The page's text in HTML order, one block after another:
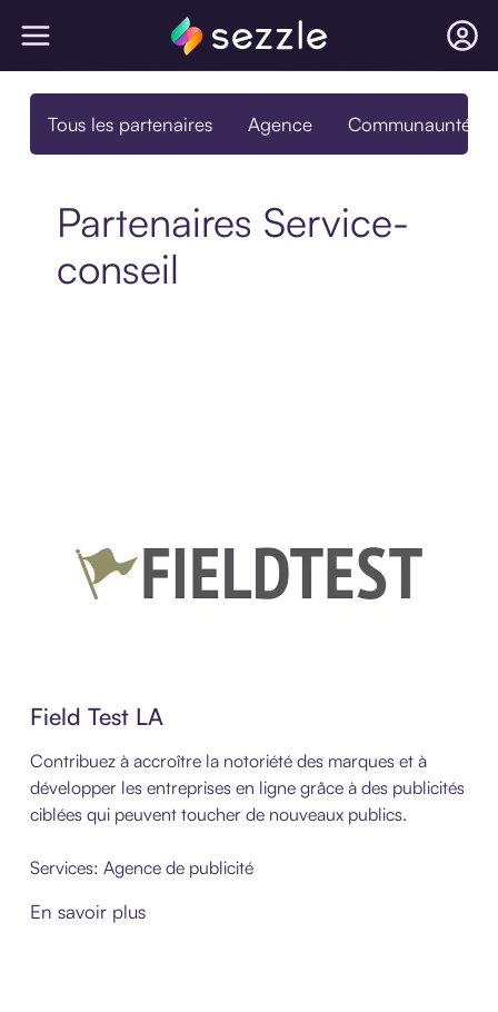
Tous les partenaires Agence Communaunté
Partenaires Service-
conseil
Field Test LA
Contribuez à accroître la notoriété des marques et à
développer les entreprises en ligne grâce à des publicités
ciblées qui peuvent toucher de nouveaux publics.
Services: Agence de publicité
En savoir plus